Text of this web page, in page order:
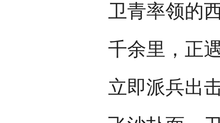
卫青率领的
千余里，正
立即派兵出